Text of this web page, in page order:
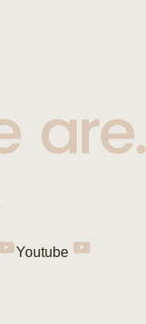
Youtube